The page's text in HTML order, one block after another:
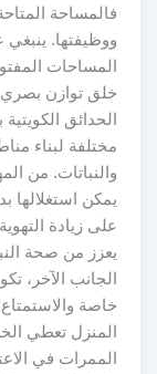
فالمساحة
ووظيفتها.
المساحات
خلق توازن
الحدائق
مختلفة لبناء
والنباتات. من
يمكن استغلالها
على زيادة
يعزز من صحة
الجانب الآخر،
خاصة
المنزل تعطي
الممرات في